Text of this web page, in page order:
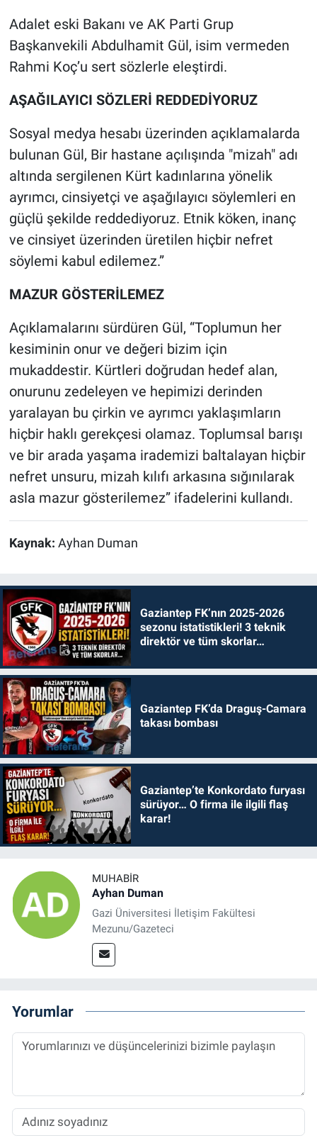
Adalet eski Bakanı ve AK Parti Grup
Başkanvekili Abdulhamit Gül, isim vermeden
Rahmi Koç’u sert sözlerle eleştirdi.
AŞAĞILAYICI SÖZLERİ REDDEDİYORUZ
Sosyal medya hesabı üzerinden açıklamalarda
bulunan Gül, Bir hastane açılışında "mizah" adı
altında sergilenen Kürt kadınlarına yönelik
ayrımcı, cinsiyetçi ve aşağılayıcı söylemleri en
güçlü şekilde reddediyoruz. ​Etnik köken, inanç
ve cinsiyet üzerinden üretilen hiçbir nefret
söylemi kabul edilemez.”
MAZUR GÖSTERİLEMEZ
Açıklamalarını sürdüren Gül, “Toplumun her
kesiminin onur ve değeri bizim için
mukaddestir. ​Kürtleri doğrudan hedef alan,
onurunu zedeleyen ve hepimizi derinden
yaralayan bu çirkin ve ayrımcı yaklaşımların
hiçbir haklı gerekçesi olamaz. Toplumsal barışı
ve bir arada yaşama irademizi baltalayan hiçbir
nefret unsuru, mizah kılıfı arkasına sığınılarak
asla mazur gösterilemez” ifadelerini kullandı.
Kaynak: Ayhan Duman
Gaziantep FK’nın 2025-2026
sezonu istatistikleri! 3 teknik
direktör ve tüm skorlar…
Gaziantep FK’da Draguş-Camara
takası bombası
Gaziantep’te Konkordato furyası
sürüyor… O firma ile ilgili flaş
karar!
MUHABIR
Ayhan Duman
Gazi Üniversitesi İletişim Fakültesi
Mezunu/Gazeteci
Yorumlar